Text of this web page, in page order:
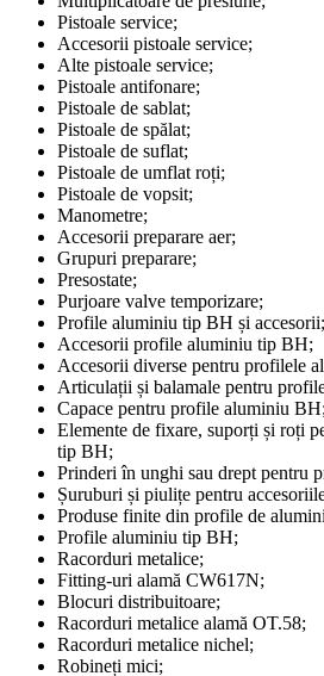
Pistoale service;
Accesorii pistoale service;
Alte pistoale service;
Pistoale antifonare;
Pistoale de sablat;
Pistoale de spălat;
Pistoale de suflat;
Pistoale de umflat roți;
Pistoale de vopsit;
Manometre;
Accesorii preparare aer;
Grupuri preparare;
Presostate;
Purjoare valve temporizare;
Profile aluminiu tip BH și accesorii;
Accesorii profile aluminiu tip BH;
Accesorii diverse pentru profilele
Articulații și balamale pentru
Capace pentru profile aluminiu BH;
Elemente de fixare, suporți și roți
tip BH;
Prinderi în unghi sau drept pentru
Șuruburi și piulițe pentru
Produse finite din profile de
Profile aluminiu tip BH;
Racorduri metalice;
Fitting-uri alamă CW617N;
Blocuri distribuitoare;
Racorduri metalice alamă OT.58;
Racorduri metalice nichel;
Robineți mici;